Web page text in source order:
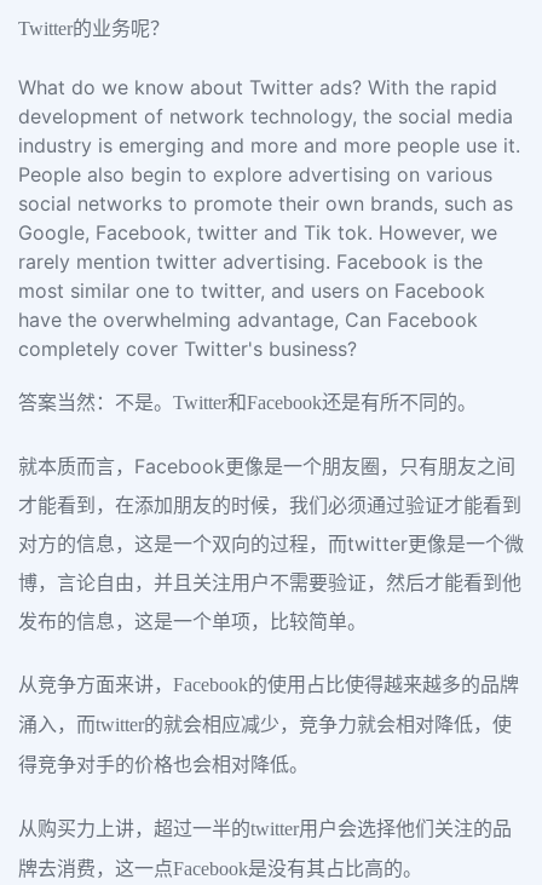
Twitter的业务呢？
What do we know about Twitter ads? With the rapid
development of network technology, the social media
industry is emerging and more and more people use it.
People also begin to explore advertising on various
social networks to promote their own brands, such as
Google, Facebook, twitter and Tik tok. However, we
rarely mention twitter advertising. Facebook is the
most similar one to twitter, and users on Facebook
have the overwhelming advantage, Can Facebook
completely cover Twitter's business?
答案当然：不是。Twitter和Facebook还是有所不同的。
就本质而言，Facebook更像是一个朋友圈，只有朋友之间
才能看到，在添加朋友的时候，我们必须通过验证才能看到
对方的信息，这是一个双向的过程，而twitter更像是一个微
博，言论自由，并且关注用户不需要验证，然后才能看到他
发布的信息，这是一个单项，比较简单。
从竞争方面来讲，Facebook的使用占比使得越来越多的品牌
涌入，而twitter的就会相应减少，竞争力就会相对降低，使
得竞争对手的价格也会相对降低。
从购买力上讲，超过一半的twitter用户会选择他们关注的品
牌去消费，这一点Facebook是没有其占比高的。